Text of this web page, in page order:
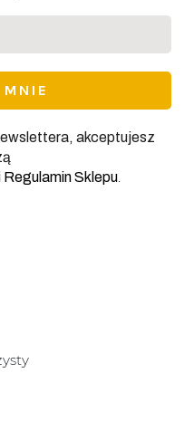
akceptujesz
Regulamin Sklepu